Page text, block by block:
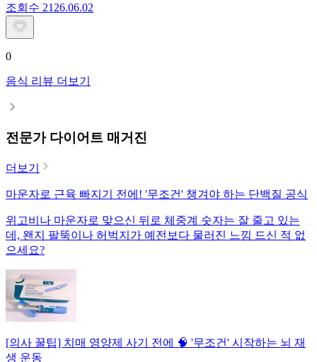
조회수 21 26.06.02
0
음식 리뷰 더보기
전문가 다이어트 매거진
더보기
마운자로 근육 빠지기 전에! '무조건' 챙겨야 하는 단백질 공식
위고비나 마운자로 맞으신 뒤로 체중계 숫자는 잘 줄고 있는
데, 왠지 팔뚝이나 허벅지가 예전보다 물러진 느낌 드신 적 없
으세요?
[의사 꿀팁] 치매 영양제 사기 전에 🧠 '무조건' 시작하는 뇌 재
생 운동